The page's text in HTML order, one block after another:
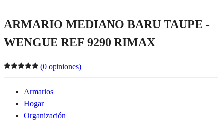
ARMARIO MEDIANO BARU TAUPE -
WENGUE REF 9290 RIMAX
(0 opiniones)
Armarios
Hogar
Organización